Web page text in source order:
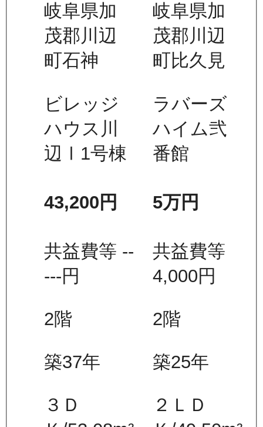
岐阜県加
茂郡川辺
町石神
ビレッジ
ハウス川
辺Ⅰ1号棟
43,200 円
共益費等 --
---円
2階
築37年
３Ｄ
岐阜県加
茂郡川辺
町比久見
ラバーズ
ハイム弐
番館
5万円
共益費等
4,000円
2階
築25年
２ＬＤ